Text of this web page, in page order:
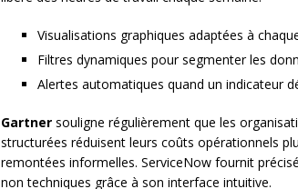
Visualisations graphiques adaptées à
Filtres dynamiques pour segmenter les
Alertes automatiques quand un indicateur
Gartner souligne régulièrement que les
structurées réduisent leurs coûts opérationnels
remontées informelles. ServiceNow fournit
non techniques grâce à son interface intuitive.